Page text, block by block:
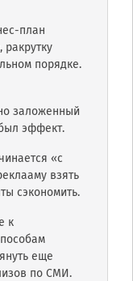
план
порядке.
заложенный
эффект.
«с
взять
сэкономить.
к
еще
по СМИ.